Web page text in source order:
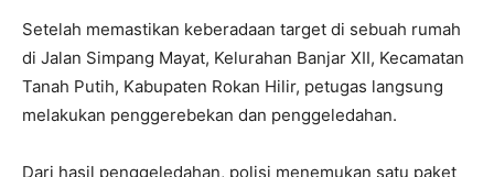
Setelah memastikan keberadaan target di sebuah rumah
di Jalan Simpang Mayat, Kelurahan Banjar XII, Kecamatan
Tanah Putih, Kabupaten Rokan Hilir, petugas langsung
melakukan penggerebekan dan penggeledahan.
Dari hasil penggeledahan, polisi menemukan satu paket